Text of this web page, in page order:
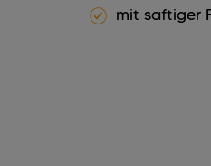
mit saftiger